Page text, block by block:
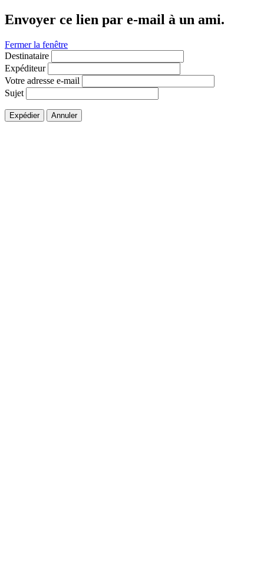
Envoyer ce lien par e-mail à un ami.
Fermer la fenêtre
Destinataire
Expéditeur
Votre adresse e-mail
Sujet
Expédier Annuler